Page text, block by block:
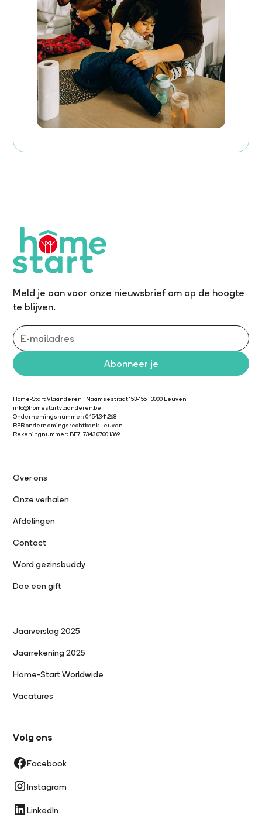
Meld je aan voor onze nieuwsbrief om op de hoogte
te blijven.
Home-Start Vlaanderen | Naamsestraat 153-155 | 3000 Leuven
info@homestartvlaanderen.be
Ondernemingsnummer: 0454.341.268
RPR ondernemingsrechtbank Leuven
Rekeningnummer: BE71 7343 0700 1369
Over ons
Onze verhalen
Afdelingen
Contact
Word gezinsbuddy
Doe een gift
Jaarverslag 2025
Jaarrekening 2025
Home-Start Worldwide
Vacatures
Volg ons
Facebook
Instagram
LinkedIn